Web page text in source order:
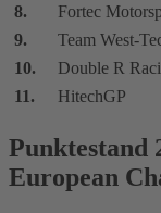
8.
Fortec
9.
Team West-
10.
Double R
11.
HitechGP
Punktestand
European